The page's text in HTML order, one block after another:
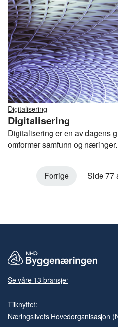
prosjekt isolert
Digitalisering
Digitalisering
Digitalisering er en av dagens
omformer samfunn og
Forrige Side 77
Se våre 13 bransjer
Tilknyttet:
Næringslivets Hovedorganisasjon